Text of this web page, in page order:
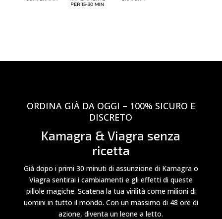
ORDINA GIÀ DA OGGI – 100% SICURO E
DISCRETO
Kamagra & Viagra senza
ricetta
Già dopo i primi 30 minuti di assunzione di Kamagra o
Viagra sentirai i cambiamenti e gli effetti di queste
pillole magiche. Scatena la tua virilità come milioni di
uomini in tutto il mondo. Con un massimo di 48 ore di
azione, diventa un leone a letto.